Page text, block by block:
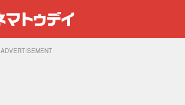
ADVERTISEMENT